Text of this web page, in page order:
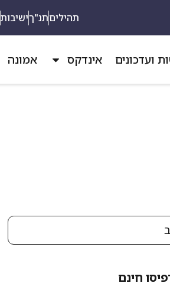
תהיליםתנ"ךישיבות
ועדכונים אינדקס אמונה
חינם